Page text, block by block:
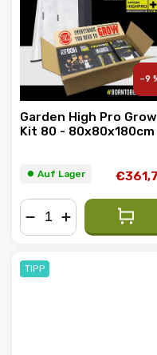
–9
Garden High Pro Grow
Kit 80 - 80x80x180cm
⏺︎ Auf Lager
TIPP